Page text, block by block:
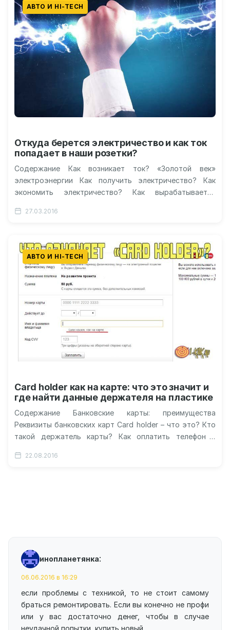
АВТО И HI-TECH
Откуда берется электричество и как ток
попадает в наши розетки?
Содержание Как возникает ток? «Золотой век»
электроэнергии Как получить электричество? Как
экономить электричество? Как вырабатывается
электричество к нам? Откуда берется
27.03.2016
АВТО И HI-TECH
Card holder как на карте: что это значит и
где найти данные держателя на пластике
Содержание Банковские карты: преимущества
Реквизиты банковских карт Card holder – что это? Кто
такой держатель карты? Как оплатить телефон с
22.08.2016
инопланетянка:
06.06.2016 в 16:29
если проблемы с техникой, то не стоит самому
браться ремонтировать. Если вы конечно не профи
или у вас достаточно денег, чтобы в случае
неудачной попытки, купить новый.